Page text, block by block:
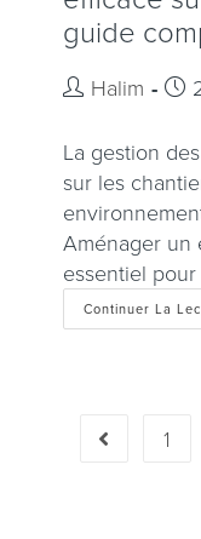
guide
Halim
La gestion
sur les
Aménager un
essentiel
Continuer La
1